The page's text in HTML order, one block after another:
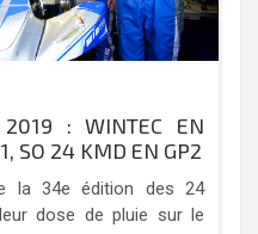
2019 : WINTEC EN
SO 24 KMD EN GP2
la 34e édition des 24
dose de pluie sur le